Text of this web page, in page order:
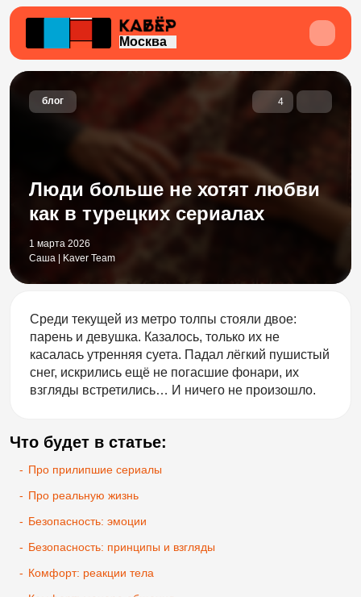
Москва
блог 4
Люди больше не хотят любви
как в турецких сериалах
1 марта 2026
Саша | Kaver Team
Среди текущей из метро толпы стояли двое:
парень и девушка. Казалось, только их не
касалась утренняя суета. Падал лёгкий пушистый
снег, искрились ещё не погасшие фонари, их
взгляды встретились… И ничего не произошло.
Что будет в статье:
- Про прилипшие сериалы
- Про реальную жизнь
- Безопасность: эмоции
- Безопасность: принципы и взгляды
- Комфорт: реакции тела